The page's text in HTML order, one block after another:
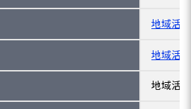
地域活
地域活
地域活